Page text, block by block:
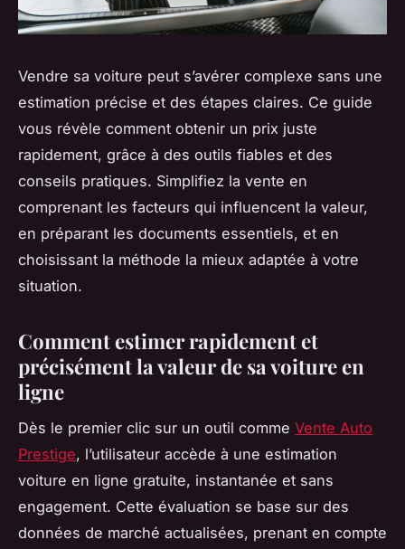
Vendre sa voiture peut s’avérer complexe sans une
estimation précise et des étapes claires. Ce guide
vous révèle comment obtenir un prix juste
rapidement, grâce à des outils fiables et des
conseils pratiques. Simplifiez la vente en
comprenant les facteurs qui influencent la valeur,
en préparant les documents essentiels, et en
choisissant la méthode la mieux adaptée à votre
situation.
Comment estimer rapidement et
précisément la valeur de sa voiture en
ligne
Dès le premier clic sur un outil comme Vente Auto
Prestige, l’utilisateur accède à une estimation
voiture en ligne gratuite, instantanée et sans
engagement. Cette évaluation se base sur des
données de marché actualisées, prenant en compte